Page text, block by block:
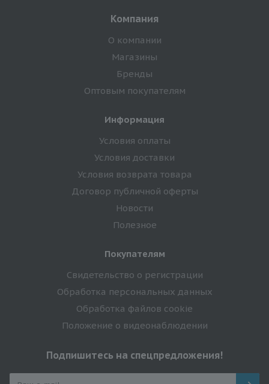
Компания
О компании
Магазины
Бренды
Оптовым покупателям
Информация
Условия оплаты
Условия доставки
Условия возврата товара
Договор публичной оферты
Новости
Полезное
Покупателям
Свидетельство о регистрации
Обработка персональных данных
Обработка файлов cookie
Положение о видеонаблюдении
Подпишитесь на спецпредложения!